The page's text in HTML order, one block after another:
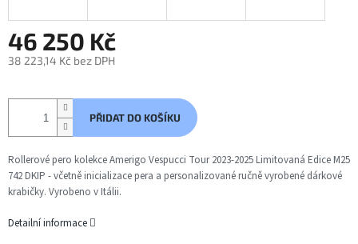
46 250 Kč
38 223,14 Kč bez DPH
cena:
PŘIDAT DO KOŠÍKU
Rollerové pero kolekce Amerigo Vespucci Tour 2023-2025 Limitovaná Edice M25
742 DKIP - včetně inicializace pera a personalizované ručně vyrobené dárkové
krabičky. Vyrobeno v Itálii.
Detailní informace